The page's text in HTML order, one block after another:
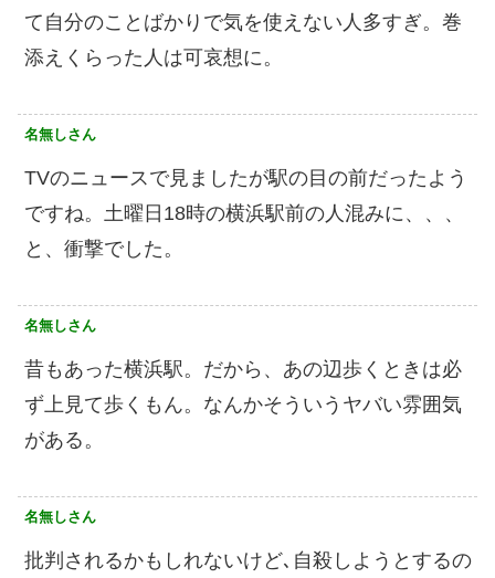
て自分のことばかりで気を使えない人多すぎ。巻
添えくらった人は可哀想に。
名無しさん
TVのニュースで見ましたが駅の目の前だったよう
ですね。土曜日18時の横浜駅前の人混みに、、、
と、衝撃でした。
名無しさん
昔もあった横浜駅。だから、あの辺歩くときは必
ず上見て歩くもん。なんかそういうヤバい雰囲気
がある。
名無しさん
批判されるかもしれないけど､自殺しようとするの